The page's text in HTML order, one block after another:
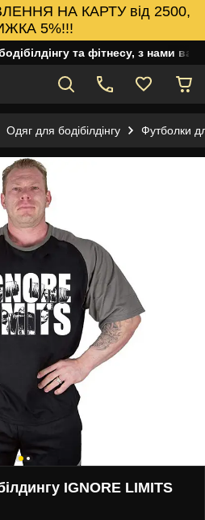
НА КАРТУ від 2500,
5%!!!
та фітнесу, з нами
Одяг для бодібілдінгу Футболки
IGNORE LIMITS